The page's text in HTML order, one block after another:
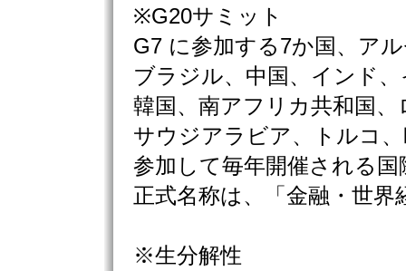
※G20サミット
G7 に参加する7か国、ア
ブラジル、中国、インド
韓国、南アフリカ共和国、
サウジアラビア、トルコ
参加して毎年開催される国
正式名称は、「金融・世
※生分解性